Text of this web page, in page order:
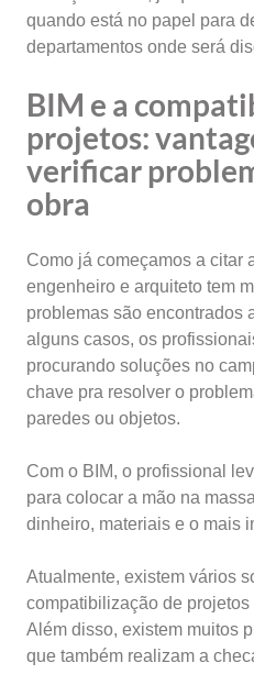
quando está no papel para
departamentos onde será
BIM e a
projetos: v
verificar
obra
Como já começamos a citar
engenheiro e arquiteto tem
problemas são encontrados
alguns casos, os
procurando soluções no
chave pra resolver o
paredes ou objetos.
Com o BIM, o profissional
para colocar a mão na
dinheiro, materiais e o mais
Atualmente, existem vários
compatibilização de
Além disso, existem muitos
que também realizam a